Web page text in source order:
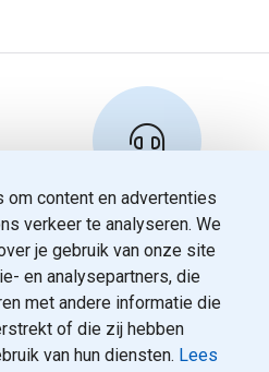
Klantenservice
088-0580500
om content en advertenties
verkeer te analyseren. We
je gebruik van onze site
en analysepartners, die
met andere informatie die
of die zij hebben
van hun diensten. Lees